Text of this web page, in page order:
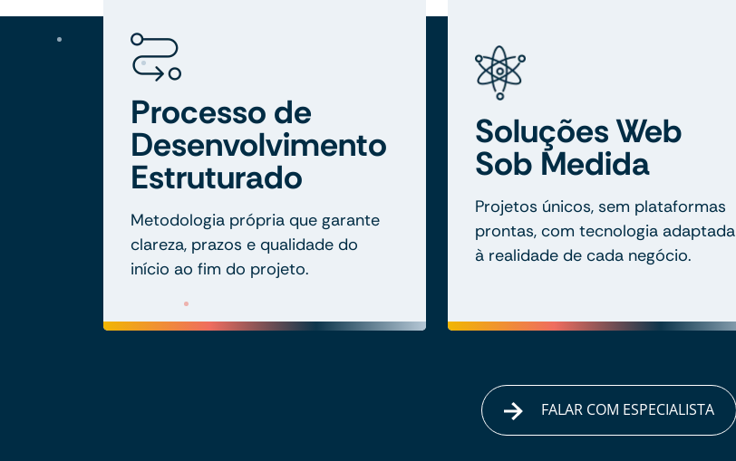
Processo de
Desenvolvimento
Estruturado
Metodologia própria que garante
clareza, prazos e qualidade do
início ao fim do projeto.
Soluções Web
Sob Medida
Projetos únicos, sem plataformas
prontas, com tecnologia adaptada
à realidade de cada negócio.
FALAR COM ESPECIALISTA